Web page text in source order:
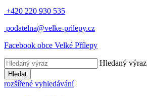
+420 220 930 535
podatelna@velke-prilepy.cz
Facebook obce Velké Přílepy
Hledaný výraz
Hledat
rozšířené vyhledávání